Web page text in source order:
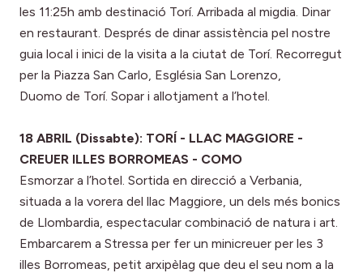
les 11:25h amb destinació Torí. Arribada al migdia. Dinar
en restaurant. Després de dinar assistència pel nostre
guia local i inici de la visita a la ciutat de Torí. Recorregut
per la Piazza San Carlo, Església San Lorenzo,
Duomo de Torí. Sopar i allotjament a l’hotel.
18 ABRIL (Dissabte): TORÍ - LLAC MAGGIORE -
CREUER ILLES BORROMEAS - COMO
Esmorzar a l’hotel. Sortida en direcció a Verbania,
situada a la vorera del llac Maggiore, un dels més bonics
de Llombardia, espectacular combinació de natura i art.
Embarcarem a Stressa per fer un minicreuer per les 3
illes Borromeas, petit arxipèlag que deu el seu nom a la